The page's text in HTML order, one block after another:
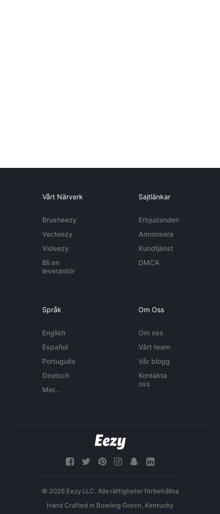
Vårt Närverk
Brusheezy
Vecteezy
Videezy
Bli en
leverantör
Sajtlänkar
Erbjudanden
Annonsera
Kundtjänst
DMCA
Språk
English
Español
Português
Deutsch
Mer...
Om Oss
Om oss
Vårt team
Vår blogg
Kontakta
oss
© 2026 Eezy LLC. Alla rättigheter förbehållna